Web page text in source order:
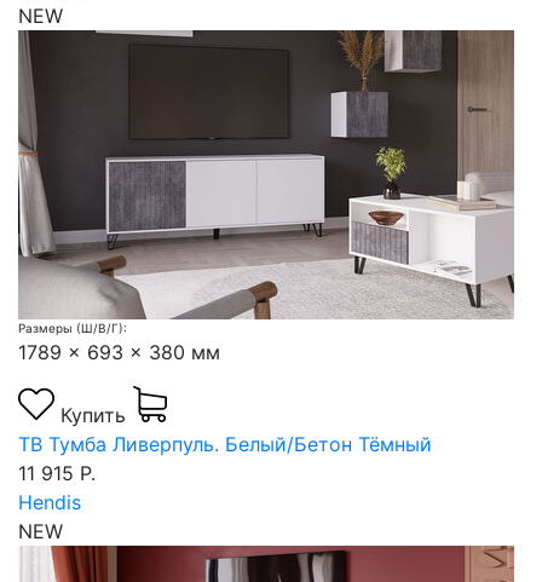
NEW
Размеры (Ш/В/Г):
1789 x 693 x 380 мм
Купить
ТВ Тумба Ливерпуль. Белый/Бетон Тёмный
11 915 Р.
Hendis
NEW